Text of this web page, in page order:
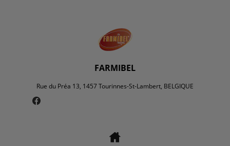
FARMIBEL
Rue du Préa 13, 1457 Tourinnes-St-Lambert, BELGIQUE